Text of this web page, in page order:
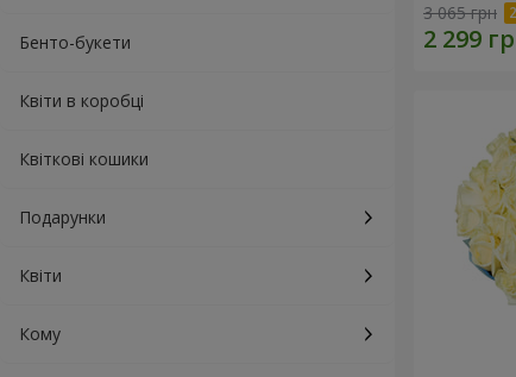
Бенто-букети
Квіти в коробці
Квіткові кошики
Подарунки
Квіти
Кому
3 065 грн